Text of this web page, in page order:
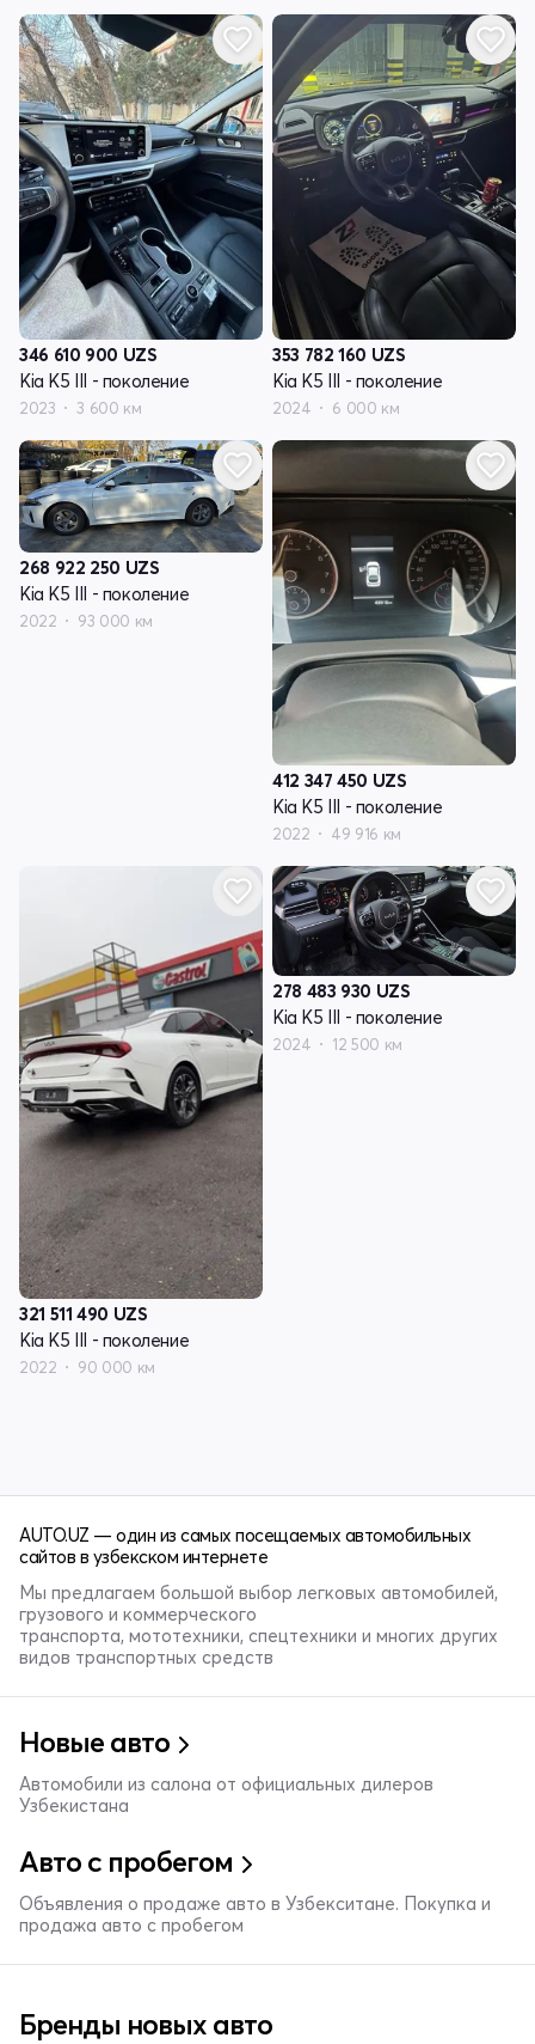
346 610 900 UZS
Kia K5 III - поколение
2023 3 600 км
353 782 160 UZS
Kia K5 III - поколение
2024 6 000 км
268 922 250 UZS
Kia K5 III - поколение
2022 93 000 км
412 347 450 UZS
Kia K5 III - поколение
2022 49 916 км
321 511 490 UZS
Kia K5 III - поколение
2022 90 000 км
278 483 930 UZS
Kia K5 III - поколение
2024 12 500 км
AUTO.UZ — один из самых посещаемых автомобильных
сайтов в узбекском интернете
Мы предлагаем большой выбор легковых автомобилей,
грузового и коммерческого
транспорта, мототехники, спецтехники и многих других
видов транспортных средств
Новые авто
Автомобили из салона от официальных дилеров
Узбекистана
Авто с пробегом
Объявления о продаже авто в Узбекситане. Покупка и
продажа авто с пробегом
Бренды новых авто